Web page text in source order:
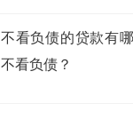
不看负债的贷款有
不看负债？